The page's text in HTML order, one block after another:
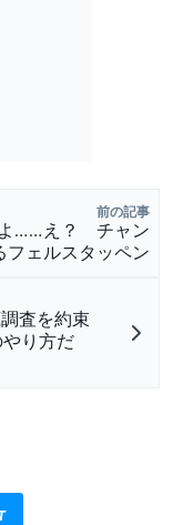
前の記事
よ……え？ チャン
ェルスタッペン
調査を約束
やり方だ